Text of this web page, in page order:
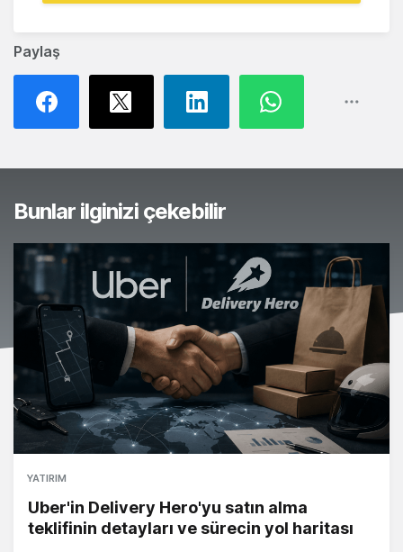
Paylaş
Bunlar ilginizi çekebilir
YATIRIM
Uber'in Delivery Hero'yu satın alma
teklifinin detayları ve sürecin yol haritası